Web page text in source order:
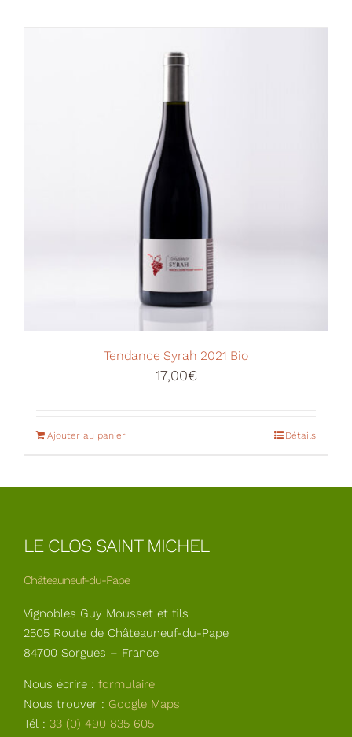
Tendance Syrah 2021 Bio
17,00€
Ajouter au panier Détails
LE CLOS SAINT MICHEL
Châteauneuf-du-Pape
Vignobles Guy Mousset et fils
2505 Route de Châteauneuf-du-Pape
84700 Sorgues – France
Nous écrire : formulaire
Nous trouver : Google Maps
Tél : 33 (0) 490 835 605